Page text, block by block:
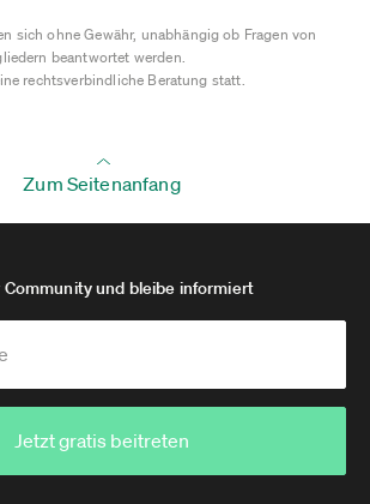
sich ohne Gewähr, unabhängig ob Fragen von
beantwortet werden.
rechtsverbindliche Beratung statt.
Zum Seitenanfang
Community und bleibe informiert
Jetzt gratis beitreten